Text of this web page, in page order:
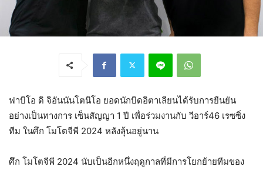
ฟาบิโอ ดิ จิอันนันโตนิโอ ยอดนักบิดอิตาเลียนได้รับการยืนยัน
อย่างเป็นทางการ เซ็นสัญญา 1 ปี เพื่อร่วมงานกับ วีอาร์46 เรซซิ่ง
ทีม ในศึก โมโตจีพี 2024 หลังลุ้นอยู่นาน
ศึก โมโตจีพี 2024 นับเป็นอีกหนึ่งฤดูกาลที่มีการโยกย้ายทีมของ